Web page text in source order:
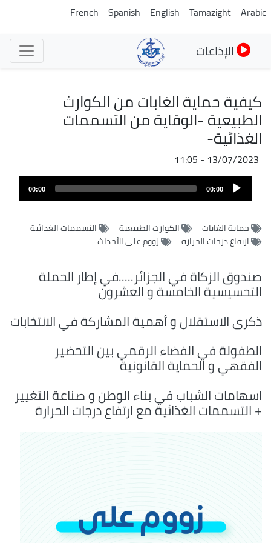
تجاوز
Arabic
Tamazight
English
Spanish
French
الإذاعات
كيفية حماية الغابات من الكوارث
الطبيعية -الوقاية من التسممات
الغذائية-
13/07/2023 - 11:05
Audio
Player
00:00
00:00
حماية الغابات الكوارث الطبيعية
التسممات الغذائية
ارتفاع درجات الحرارة
زووم على الأحداث
صندوق الزكاة في الجزائر.....في إطار الحملة
التحسيسية الخامسة و العشرون
ذكرى الاستقلال و أهمية المشاركة في الانتخابات
الطفولة في الفضاء الرقمي بين التحضير
الفقهي و الحماية القانونية
اسهامات الشباب في بناء الوطن و صناعة التغيير
+ التسممات الغذائية مع ارتفاع درجات الحرارة